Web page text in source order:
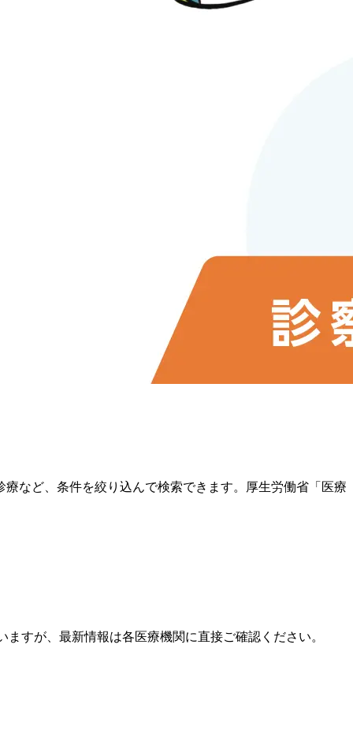
など、条件を絞り込んで検索できます。厚生労働省「医療
すが、最新情報は各医療機関に直接ご確認ください。